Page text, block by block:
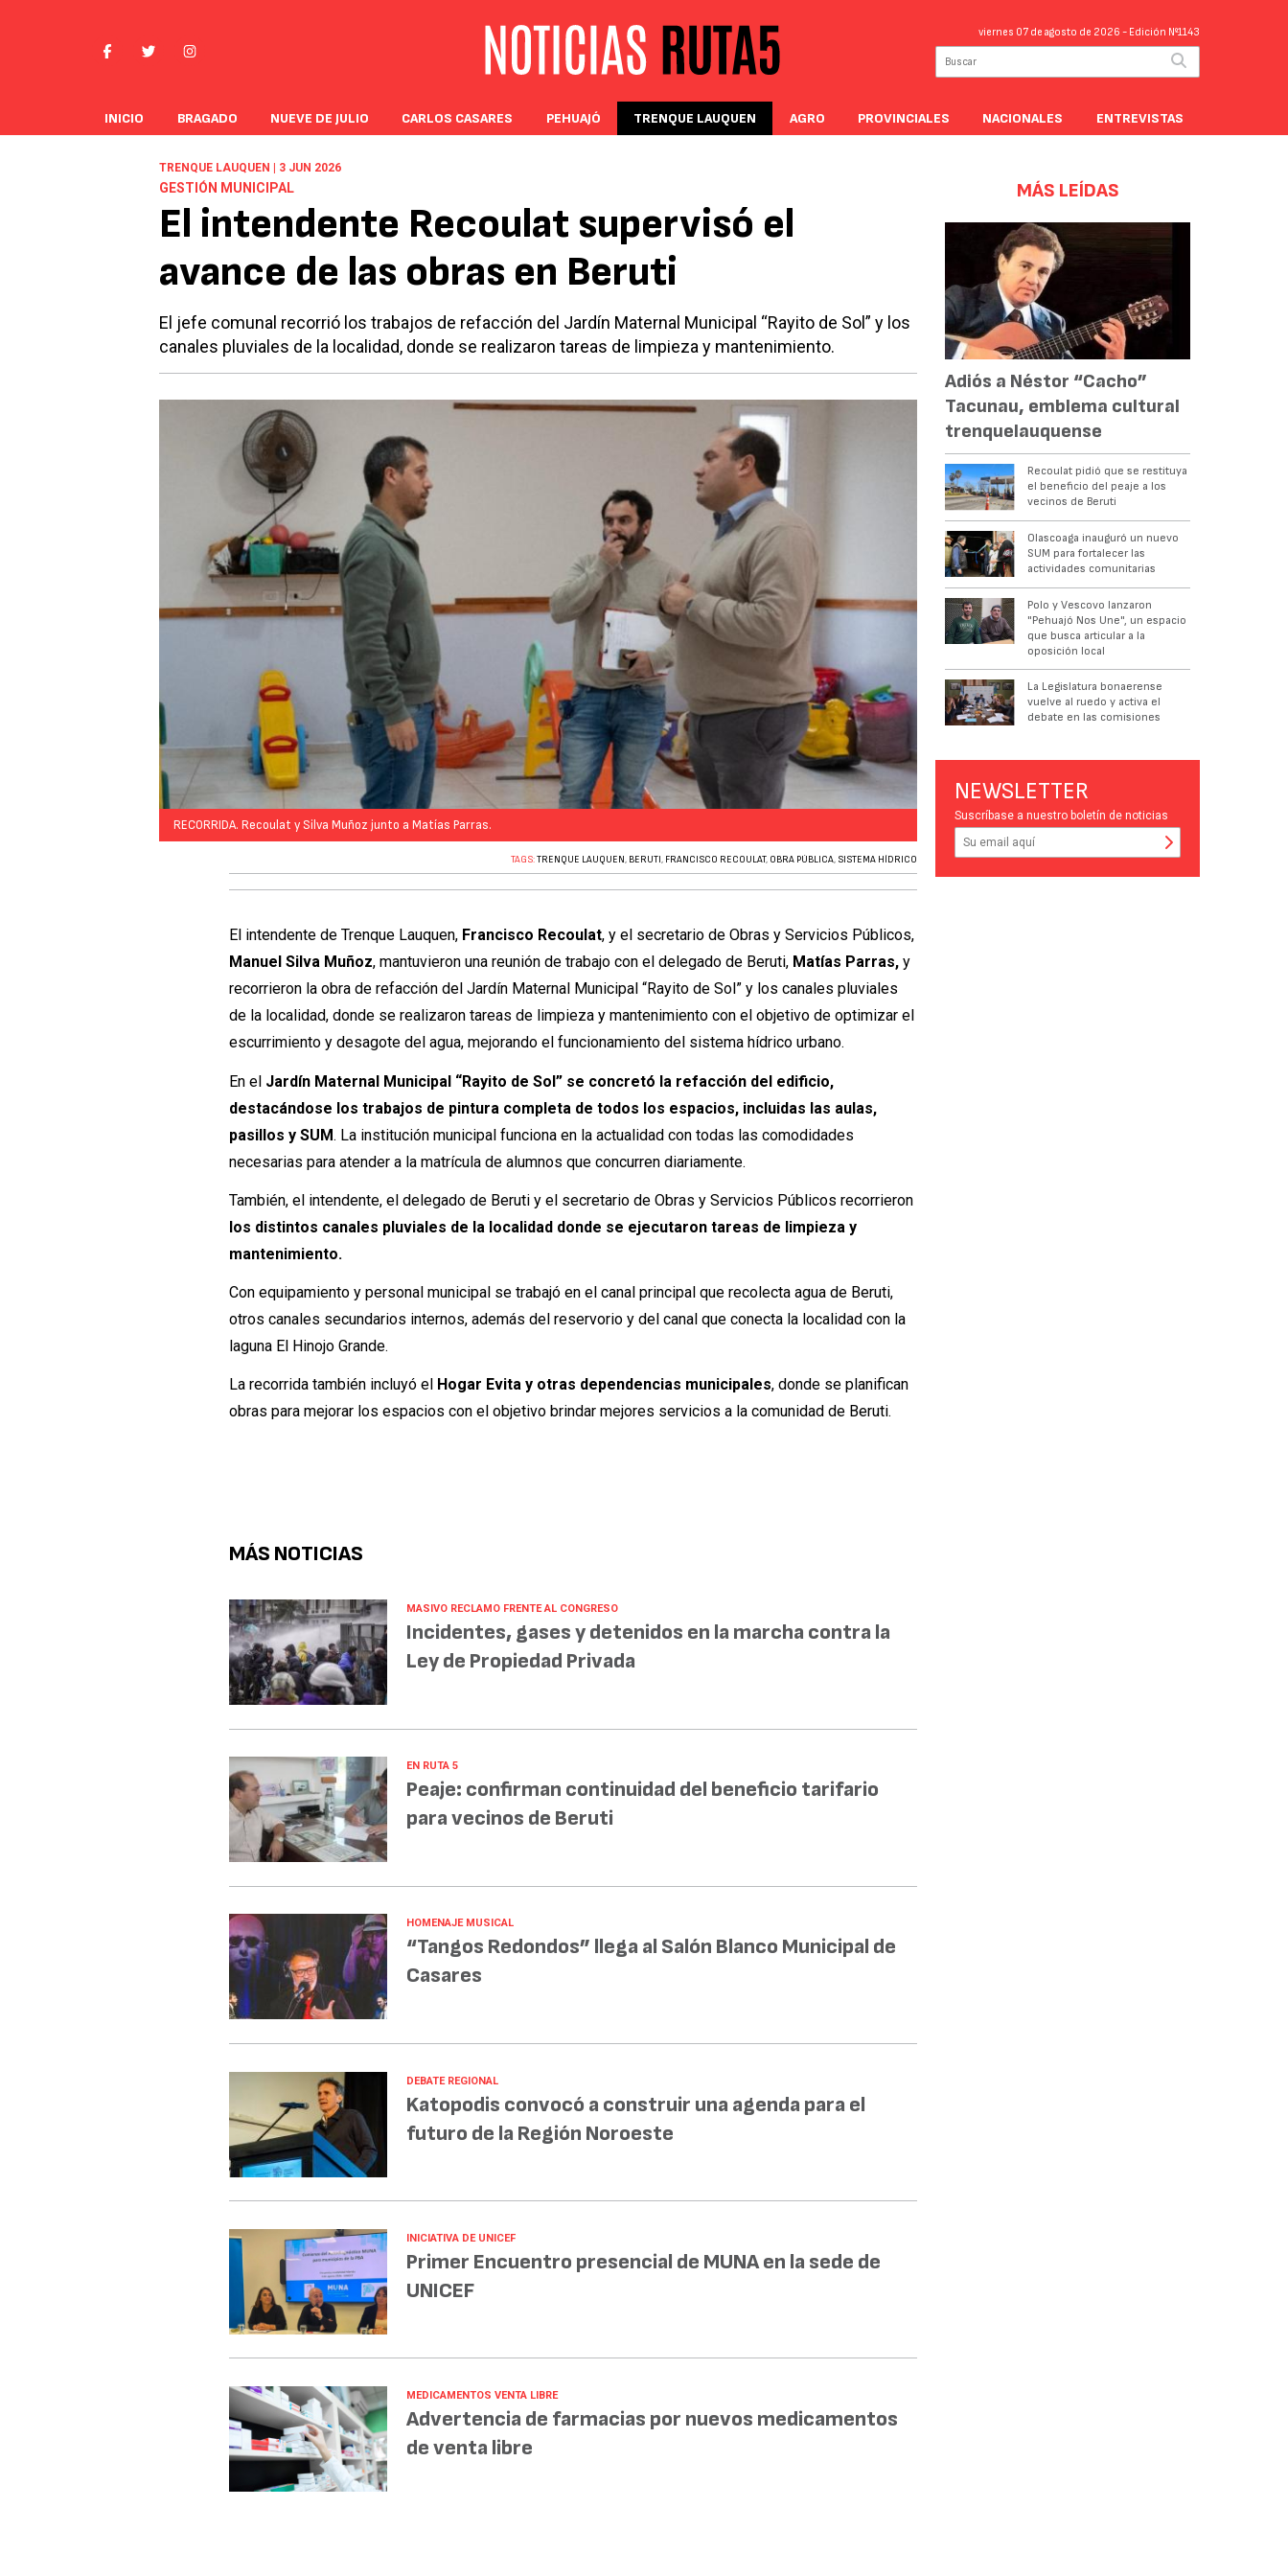
viernes 07 de agosto de 2026 - Edición Nº1143
INICIO BRAGADO NUEVE DE JULIO CARLOS CASARES PEHUAJÓ TRENQUE LAUQUEN AGRO PROVINCIALES NACIONALES ENTREVISTAS
TRENQUE LAUQUEN | 3 JUN 2026
GESTIÓN MUNICIPAL
El intendente Recoulat supervisó el
avance de las obras en Beruti
El jefe comunal recorrió los trabajos de refacción del Jardín Maternal Municipal “Rayito de Sol” y los
canales pluviales de la localidad, donde se realizaron tareas de limpieza y mantenimiento.
RECORRIDA. Recoulat y Silva Muñoz junto a Matías Parras. RECORRIDA. Recoulat y Silva Muñoz junto a Matías Parras.
TAGS:TRENQUE LAUQUEN, BERUTI, FRANCISCO RECOULAT, OBRA PÚBLICA, SISTEMA HÍDRICO
El intendente de Trenque Lauquen, Francisco Recoulat, y el secretario de Obras y Servicios Públicos,
Manuel Silva Muñoz, mantuvieron una reunión de trabajo con el delegado de Beruti, Matías Parras, y
recorrieron la obra de refacción del Jardín Maternal Municipal “Rayito de Sol” y los canales pluviales
de la localidad, donde se realizaron tareas de limpieza y mantenimiento con el objetivo de optimizar el
escurrimiento y desagote del agua, mejorando el funcionamiento del sistema hídrico urbano.
En el Jardín Maternal Municipal “Rayito de Sol” se concretó la refacción del edificio,
destacándose los trabajos de pintura completa de todos los espacios, incluidas las aulas,
pasillos y SUM. La institución municipal funciona en la actualidad con todas las comodidades
necesarias para atender a la matrícula de alumnos que concurren diariamente.
También, el intendente, el delegado de Beruti y el secretario de Obras y Servicios Públicos recorrieron
los distintos canales pluviales de la localidad donde se ejecutaron tareas de limpieza y
mantenimiento.
Con equipamiento y personal municipal se trabajó en el canal principal que recolecta agua de Beruti,
otros canales secundarios internos, además del reservorio y del canal que conecta la localidad con la
laguna El Hinojo Grande.
La recorrida también incluyó el Hogar Evita y otras dependencias municipales, donde se planifican
obras para mejorar los espacios con el objetivo brindar mejores servicios a la comunidad de Beruti.
MÁS NOTICIAS
MASIVO RECLAMO FRENTE AL CONGRESO
Incidentes, gases y detenidos en la marcha contra la
Ley de Propiedad Privada
EN RUTA 5
Peaje: confirman continuidad del beneficio tarifario
para vecinos de Beruti
HOMENAJE MUSICAL
“Tangos Redondos” llega al Salón Blanco Municipal de
Casares
DEBATE REGIONAL
Katopodis convocó a construir una agenda para el
futuro de la Región Noroeste
INICIATIVA DE UNICEF
Primer Encuentro presencial de MUNA en la sede de
UNICEF
MEDICAMENTOS VENTA LIBRE
Advertencia de farmacias por nuevos medicamentos
de venta libre
MÁS LEÍDAS
Adiós a Néstor “Cacho”
Tacunau, emblema cultural
trenquelauquense
Recoulat pidió que se restituya
el beneficio del peaje a los
vecinos de Beruti
Olascoaga inauguró un nuevo
SUM para fortalecer las
actividades comunitarias
Polo y Vescovo lanzaron
"Pehuajó Nos Une", un espacio
que busca articular a la
oposición local
La Legislatura bonaerense
vuelve al ruedo y activa el
debate en las comisiones
NEWSLETTER
Suscríbase a nuestro boletín de noticias